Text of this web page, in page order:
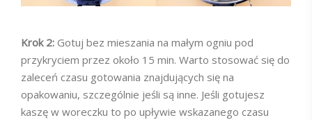
Krok 2: Gotuj bez mieszania na małym ogniu pod
przykryciem przez około 15 min. Warto stosować się do
zaleceń czasu gotowania znajdujących się na
opakowaniu, szczególnie jeśli są inne. Jeśli gotujesz
kaszę w woreczku to po upływie wskazanego czasu